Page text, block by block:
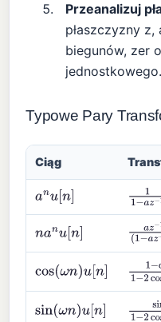
Przeanalizuj
płaszczyzny
biegunów, zer
jednostkowego.
Typowe Pary
Ciąg
an u[n] 11−az
nan u[n] az−1(
cos(ωn)u[n] 1−cos
sin(ωn)u[n] sin(ω